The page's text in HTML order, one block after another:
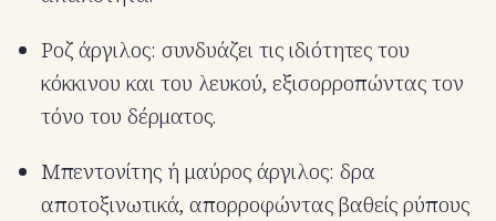
Ροζ άργιλος: συνδυάζει τις ιδιότητες του
κόκκινου και του λευκού, εξισορροπώντας τον
τόνο του δέρματος.
Μπεντονίτης ή μαύρος άργιλος: δρα
αποτοξινωτικά, απορροφώντας βαθείς ρύπους